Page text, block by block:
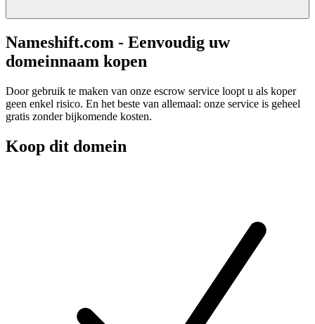
Nameshift.com - Eenvoudig uw
domeinnaam kopen
Door gebruik te maken van onze escrow service loopt u als koper
geen enkel risico. En het beste van allemaal: onze service is geheel
gratis zonder bijkomende kosten.
Koop dit domein